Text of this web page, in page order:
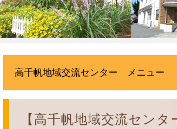
【高千帆地域交流センタ
高千帆地域交流センター メニュー